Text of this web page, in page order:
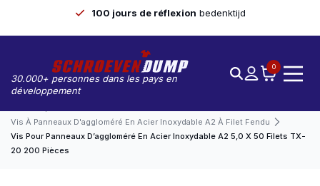
100 jours de réflexion bedenktijd
30.000+ personnes dans les pays en
développement
0
Vis À Panneaux D'aggloméré En Acier Inoxydable A2 À Filet Fendu
Vis Pour Panneaux D’aggloméré En Acier Inoxydable A2 5,0 X 50 Filets TX-
20 200 Pièces